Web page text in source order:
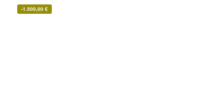
-1.500,00 €